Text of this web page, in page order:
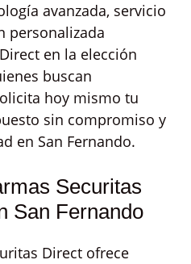
avanzada, servicio
personalizada
en la elección
buscan
hoy mismo tu
sin compromiso y
en San Fernando.
Securitas
San Fernando
Direct ofrece